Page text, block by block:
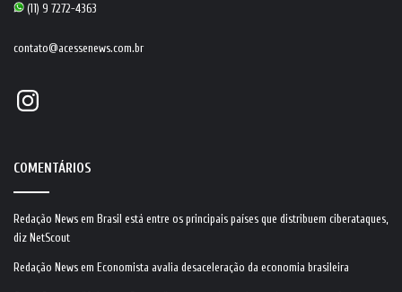
(11) 9 7272-4363
contato@acessenews.com.br
Instagram
COMENTÁRIOS
Redação News em Brasil está entre os principais países que distribuem ciberataques,
diz NetScout
Redação News em Economista avalia desaceleração da economia brasileira